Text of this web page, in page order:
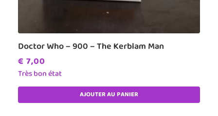
Doctor Who – 900 – The Kerblam Man
€ 7,00
Très bon état
AJOUTER AU PANIER